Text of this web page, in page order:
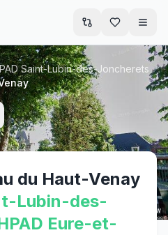
Street View
Saint-Lubin-des-Joncherets
du Haut-Venay
Lubin-des-
Eure-et-